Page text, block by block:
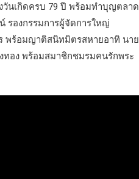
วันเกิดครบ 79 ปี พร้อมทำบุญตลาด
รองกรรมการผู้จัดการใหญ่
พร้อมญาติสนิทมิตรสหายอาทิ นาย
อง พร้อมสมาชิกชมรมคนรักพระ